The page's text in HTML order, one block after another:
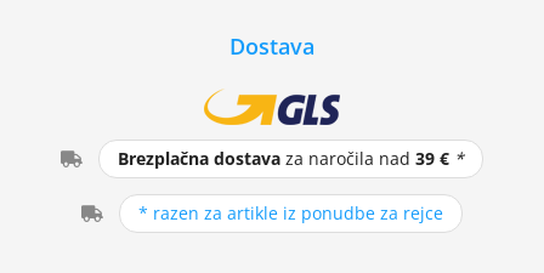
Dostava
Brezplačna dostava za naročila nad39 € *
* razen za artikle iz ponudbe za rejce